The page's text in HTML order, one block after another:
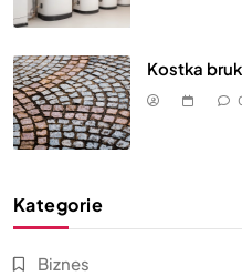
Kostka
Kategorie
Biznes